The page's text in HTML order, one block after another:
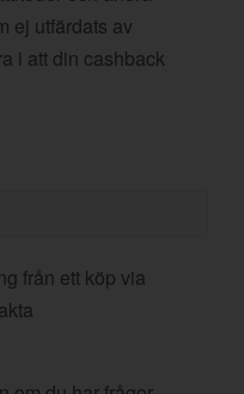
ej utfärdats av
i att din cashback
från ett köp via